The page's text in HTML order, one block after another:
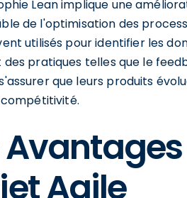
Lean implique une
de l'optimisation des
utilisés pour identifier les
pratiques telles que le
que leurs produits
Agile